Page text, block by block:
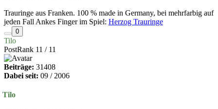
Trauringe aus Franken. 100 % made in Germany, bei mehrfarbig auf
jeden Fall Ankes Finger im Spiel: Herzog Trauringe
0
Tilo
PostRank 11 / 11
Beiträge: 31408
Dabei seit: 09 / 2006
Tilo